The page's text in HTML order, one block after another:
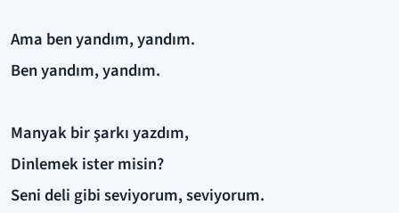
Ama ben yandım, yandım.
Ben yandım, yandım.
Manyak bir şarkı yazdım,
Dinlemek ister misin?
Seni deli gibi seviyorum, seviyorum.